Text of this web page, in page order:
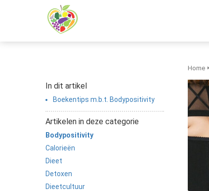
In dit artikel
Boekentips m.b.t. Bodypositivity
Artikelen in deze categorie
Bodypositivity
Calorieën
Dieet
Detoxen
Dieetcultuur
Home
informatie te
over het
op de
gebruikt om
eigenaren
advertenties
gebaseerd op
gedrag van deze